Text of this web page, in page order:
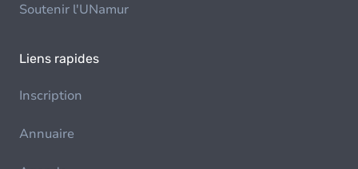
Soutenir l'UNamur
Liens rapides
Inscription
Annuaire